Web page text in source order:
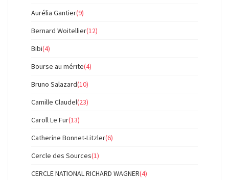
Aurélia Gantier(9)
Bernard Woitellier(12)
Bibi(4)
Bourse au mérite(4)
Bruno Salazard(10)
Camille Claudel(23)
Caroll Le Fur(13)
Catherine Bonnet-Litzler(6)
Cercle des Sources(1)
CERCLE NATIONAL RICHARD WAGNER(4)